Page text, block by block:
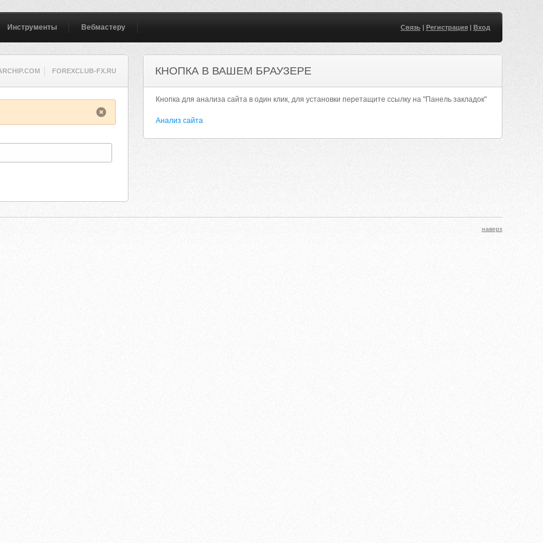
Инструменты Вебмастеру Связь| Регистрация| Вход
FOREXCLUB-FX.RU КНОПКА В ВАШЕМ БРАУЗЕРЕ
Кнопка для анализа сайта в один клик, для установки перетащите ссылку на "Панель закладок"
Анализ сайта
наверх